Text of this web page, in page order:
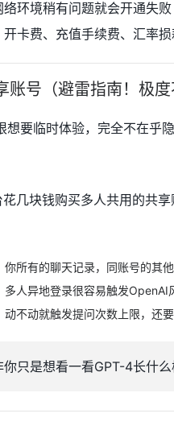
络环境稍有问题就会开通失败
开卡费、充值手续费、汇率
账号（避雷指南！极度
想要临时体验，完全不在乎隐
几块钱购买多人共用的共享
你所有的聊天记录，同账号的其
多人异地登录很容易触发OpenAI
动不动就触发提问次数上限，还
你只是想看一看GPT-4长什